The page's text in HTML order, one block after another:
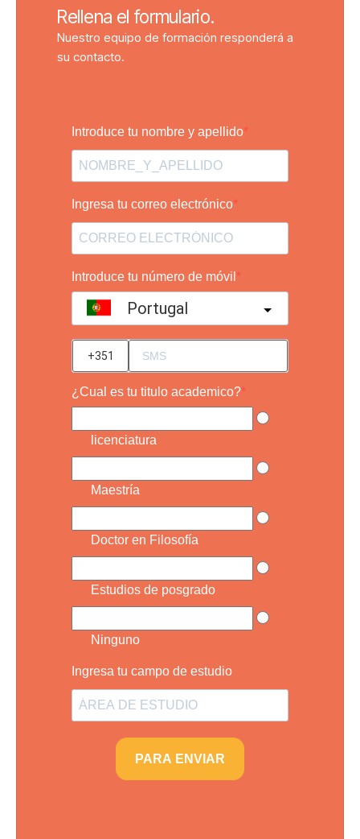
Rellena el formulario.
Nuestro equipo de formación responderá a
su contacto.
Introduce tu nombre y apellido
Ingresa tu correo electrónico
Introduce tu número de móvil
Portugal
¿Cual es tu titulo academico?
licenciatura
Maestría
Doctor en Filosofía
Estudios de posgrado
Ninguno
Ingresa tu campo de estudio
PARA ENVIAR